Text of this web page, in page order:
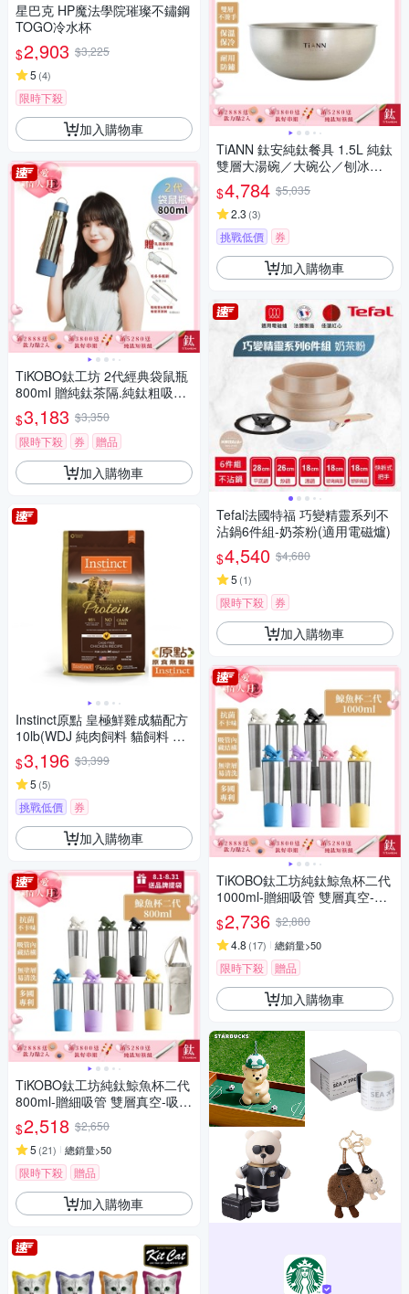
星巴克 HP魔法學院璀璨不鏽鋼
TOGO冷水杯
$2,903 $3,225
5 (4)
限時下殺
加入購物車
TiKOBO鈦工坊 2代經典袋鼠瓶
800ml 贈純鈦茶隔.純鈦粗吸管.
吸管套.吸管刷.瓶刷)
$3,183 $3,350
限時下殺
券 贈品
加入購物車
Instinct原點 皇極鮮雞成貓配方
10lb(WDJ 純肉飼料 貓飼料 無
穀飼料 肉含量95%)
$3,196 $3,399
5 (5)
挑戰低價 券
加入購物車
TiKOBO鈦工坊純鈦鯨魚杯二代
800ml-贈細吸管 雙層真空-吸管
杯.飲料杯.環保杯.冰霸杯.保溫
杯.隨行杯
$2,518 $2,650
5 (21) 總銷量>50
限時下殺 贈品
加入購物車
TiANN 鈦安純鈦餐具 1.5L 純鈦
雙層大湯碗／大碗公／刨冰碗
／泡麵碗／雙層碗(1500ml)(快)
$4,784 $5,035
2.3 (3)
挑戰低價 券
加入購物車
Tefal法國特福 巧變精靈系列不
沾鍋6件組-奶茶粉(適用電磁爐)
$4,540 $4,680
5 (1)
限時下殺 券
加入購物車
TiKOBO鈦工坊純鈦鯨魚杯二代
1000ml-贈細吸管 雙層真空-吸
管杯.飲料杯.環保杯.冰霸杯.保
溫杯.隨行杯
$2,736 $2,880
4.8 (17) 總銷量>50
限時下殺 贈品
加入購物車